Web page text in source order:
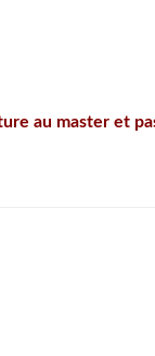
au master et